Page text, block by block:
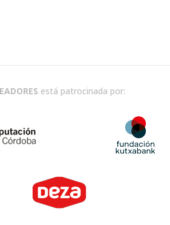
está patrocinada por: